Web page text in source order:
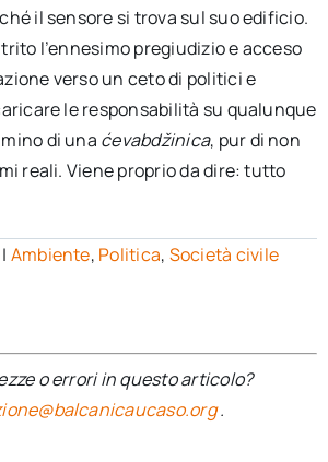
il sensore si trova sul suo edificio.
l’ennesimo pregiudizio e acceso
verso un ceto di politici e
le responsabilità su qualunque
di una ćevabdžinica, pur di non
reali. Viene proprio da dire: tutto
| Ambiente, Politica, Società civile
o errori in questo articolo?
.